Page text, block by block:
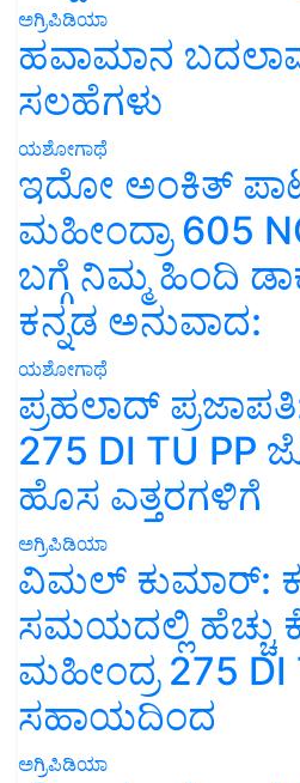
ಅಗ್ರಿಪಿಡಿಯಾ
ಹವಾಮಾನ
ಸಲಹೆಗಳು
ಯಶೋಗಾಥೆ
ಇದೋ ಅಂಕಿತ್
ಮಹೀಂದ್ರಾ 605
ಬಗ್ಗೆ ನಿಮ್ಮ ಹಿಂದಿ
ಕನ್ನಡ ಅನುವಾದ:
ಯಶೋಗಾಥೆ
ಪ್ರಹಲಾದ್
275 DI TU PP
ಹೊಸ ಎತ್ತರಗಳಿಗೆ
ಅಗ್ರಿಪಿಡಿಯಾ
ವಿಮಲ್ ಕುಮಾರ್:
ಸಮಯದಲ್ಲಿ ಹೆಚ್ಚು
ಮಹೀಂದ್ರ 275 DI
ಸಹಾಯದಿಂದ
ಅಗ್ರಿಪಿಡಿಯಾ